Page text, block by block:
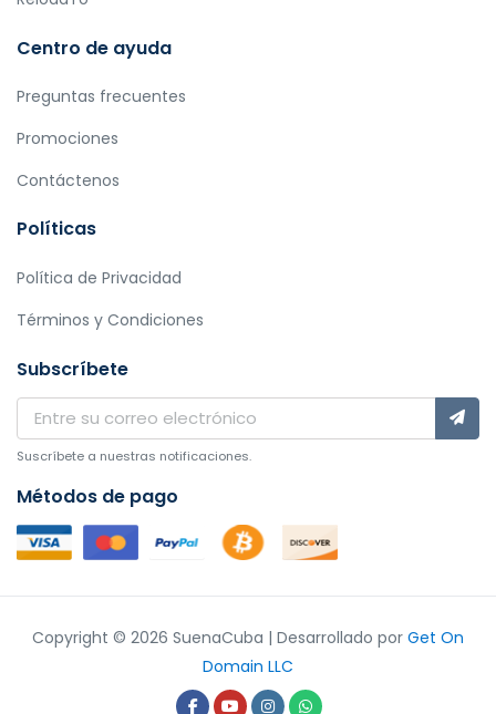
Centro de ayuda
Preguntas frecuentes
Promociones
Contáctenos
Políticas
Política de Privacidad
Términos y Condiciones
Subscríbete
Suscríbete a nuestras notificaciones.
Métodos de pago
Copyright © 2026 SuenaCuba | Desarrollado por Get On
Domain LLC